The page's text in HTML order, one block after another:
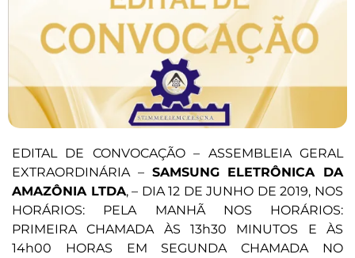
EDITAL DE CONVOCAÇÃO – ASSEMBLEIA GERAL
EXTRAORDINÁRIA – SAMSUNG ELETRÔNICA DA
AMAZÔNIA LTDA, – DIA 12 DE JUNHO DE 2019, NOS
HORÁRIOS: PELA MANHÃ NOS HORÁRIOS:
PRIMEIRA CHAMADA ÀS 13h30 MINUTOS E ÀS
14h00 HORAS EM SEGUNDA CHAMADA NO